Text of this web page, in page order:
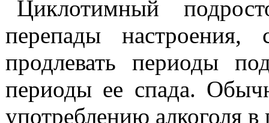
Циклотимный
перепа­ды
продлевать пери­оды
периоды ее спада.
употреблению алкоголя в